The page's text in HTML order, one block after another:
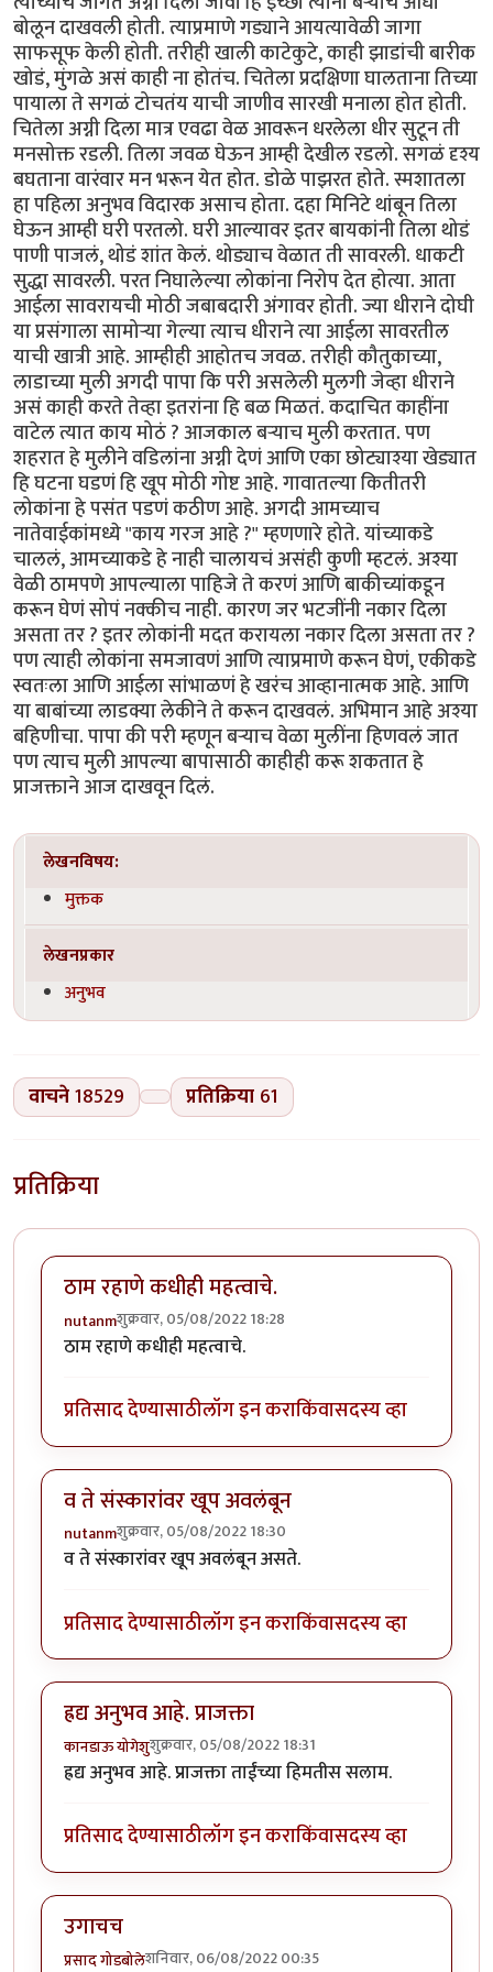
बोलून दाखवली होती. त्याप्रमाणे गड्याने आयत्यावेळी जागा
साफसूफ केली होती. तरीही खाली काटेकुटे, काही झाडांची बारीक
खोडं, मुंगळे असं काही ना होतंच. चितेला प्रदक्षिणा घालताना तिच्या
पायाला ते सगळं टोचतंय याची जाणीव सारखी मनाला होत होती.
चितेला अग्नी दिला मात्र एवढा वेळ आवरून धरलेला धीर सुटून ती
मनसोक्त रडली. तिला जवळ घेऊन आम्ही देखील रडलो. सगळं दृश्य
बघताना वारंवार मन भरून येत होत. डोळे पाझरत होते. स्मशातला
हा पहिला अनुभव विदारक असाच होता. दहा मिनिटे थांबून तिला
घेऊन आम्ही घरी परतलो. घरी आल्यावर इतर बायकांनी तिला थोडं
पाणी पाजलं, थोडं शांत केलं. थोड्याच वेळात ती सावरली. धाकटी
सुद्धा सावरली. परत निघालेल्या लोकांना निरोप देत होत्या. आता
आईला सावरायची मोठी जबाबदारी अंगावर होती. ज्या धीराने दोघी
या प्रसंगाला सामोऱ्या गेल्या त्याच धीराने त्या आईला सावरतील
याची खात्री आहे. आम्हीही आहोतच जवळ. तरीही कौतुकाच्या,
लाडाच्या मुली अगदी पापा कि परी असलेली मुलगी जेव्हा धीराने
असं काही करते तेव्हा इतरांना हि बळ मिळतं. कदाचित काहींना
वाटेल त्यात काय मोठं ? आजकाल बऱ्याच मुली करतात. पण
शहरात हे मुलीने वडिलांना अग्नी देणं आणि एका छोट्याश्या खेड्यात
हि घटना घडणं हि खूप मोठी गोष्ट आहे. गावातल्या कितीतरी
लोकांना हे पसंत पडणं कठीण आहे. अगदी आमच्याच
नातेवाईकांमध्ये "काय गरज आहे ?" म्हणणारे होते. यांच्याकडे
चाललं, आमच्याकडे हे नाही चालायचं असंही कुणी म्हटलं. अश्या
वेळी ठामपणे आपल्याला पाहिजे ते करणं आणि बाकीच्यांकडून
करून घेणं सोपं नक्कीच नाही. कारण जर भटजींनी नकार दिला
असता तर ? इतर लोकांनी मदत करायला नकार दिला असता तर ?
पण त्याही लोकांना समजावणं आणि त्याप्रमाणे करून घेणं, एकीकडे
स्वतःला आणि आईला सांभाळणं हे खरंच आव्हानात्मक आहे. आणि
या बाबांच्या लाडक्या लेकीने ते करून दाखवलं. अभिमान आहे अश्या
बहिणीचा. पापा की परी म्हणून बऱ्याच वेळा मुलींना हिणवलं जात
पण त्याच मुली आपल्या बापासाठी काहीही करू शकतात हे
प्राजक्ताने आज दाखवून दिलं.
लेखनविषय:
मुक्तक
लेखनप्रकार
अनुभव
वाचने18529 प्रतिक्रिया 61
प्रतिक्रिया
ठाम रहाणे कधीही महत्वाचे.
nutanmशुक्रवार, 05/08/2022 18:28
ठाम रहाणे कधीही महत्वाचे.
प्रतिसाद देण्यासाठीलॉग इन कराकिंवासदस्य व्हा
व ते संस्कारांवर खूप अवलंबून
nutanmशुक्रवार, 05/08/2022 18:30
व ते संस्कारांवर खूप अवलंबून असते.
प्रतिसाद देण्यासाठीलॉग इन कराकिंवासदस्य व्हा
ह्रद्य अनुभव आहे. प्राजक्ता
कानडाऊ योगेशुशुक्रवार, 05/08/2022 18:31
ह्रद्य अनुभव आहे. प्राजक्ता ताईंच्या हिमतीस सलाम.
प्रतिसाद देण्यासाठीलॉग इन कराकिंवासदस्य व्हा
उगाचच
प्रसाद गोडबोलेशनिवार, 06/08/2022 00:35